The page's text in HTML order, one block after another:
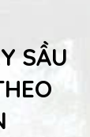
SẦU